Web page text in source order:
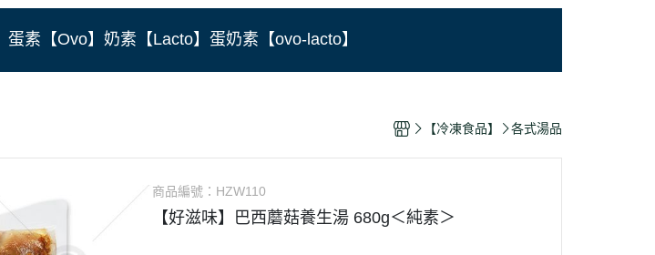
蛋素【Ovo】 奶素【Lacto】 蛋奶素【ovo-lacto】
【冷凍食品】 各式湯品
商品編號： HZW110
【好滋味】巴西蘑菇養生湯 680g＜純素＞